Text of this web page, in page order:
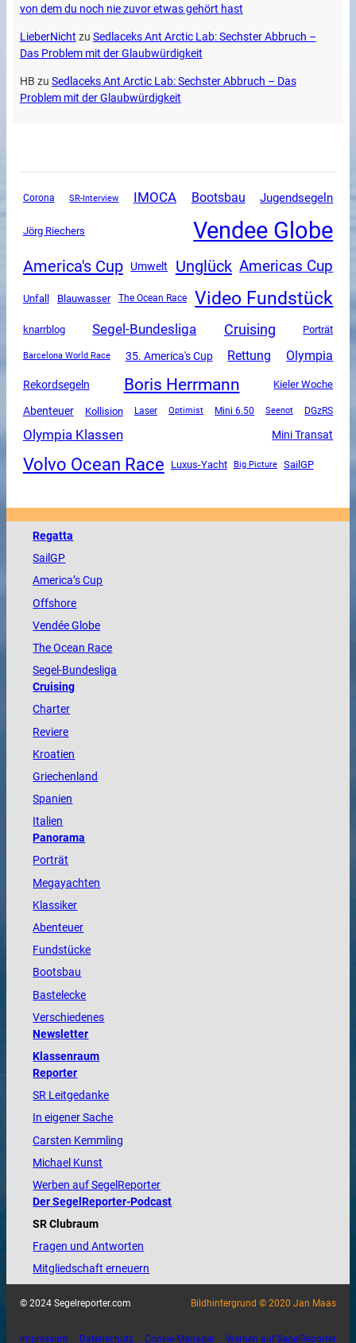
von dem du noch nie zuvor etwas gehört hast
LieberNicht zu Sedlaceks Ant Arctic Lab: Sechster Abbruch –
Das Problem mit der Glaubwürdigkeit
HB zu Sedlaceks Ant Arctic Lab: Sechster Abbruch – Das
Problem mit der Glaubwürdigkeit
Corona SR-Interview IMOCA Bootsbau Jugendsegeln
Jörg Riechers Vendee Globe
America's Cup Umwelt Unglück Americas Cup
Unfall Blauwasser The Ocean Race Video Fundstück
knarrblog Segel-Bundesliga Cruising Porträt
Barcelona World Race 35. America's Cup Rettung Olympia
Rekordsegeln Boris Herrmann Kieler Woche
Abenteuer Kollision Laser Optimist Mini 6.50 Seenot DGzRS
Olympia Klassen Mini Transat
Volvo Ocean Race Luxus-Yacht Big Picture SailGP
Regatta
SailGP
America’s Cup
Offshore
VendéeGlobe
TheOcean Race
Segel-Bundesliga
Cruising
Charter
Reviere
Kroatien
Griechenland
Spanien
Italien
Panorama
Porträt
Megayachten
Klassiker
Abenteuer
Fundstücke
Bootsbau
Bastelecke
Verschiedenes
Newsletter
Klassenraum
Reporter
SR Leitgedanke
In eigener Sache
Carsten Kemmling
Michael Kunst
Werben auf SegelReporter
Der SegelReporter-Podcast
SR Clubraum
Fragen und Antworten
Mitgliedschaft erneuern
© 2024 Segelreporter.com Bildhintergrund © 2020 Jan Maas
Impressum Datenschutz Cookie-Manager Werben auf SegelReporter